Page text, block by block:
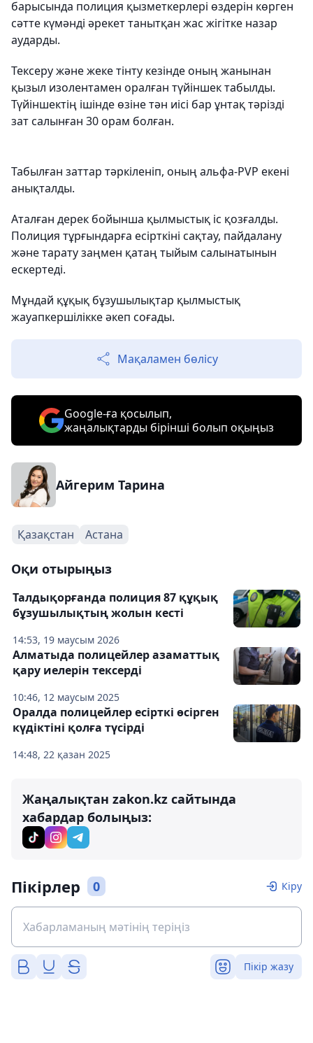
барысында полиция қызметкерлері өздерін көрген
сәтте күмәнді әрекет танытқан жас жігітке назар
аударды.
Тексеру және жеке тінту кезінде оның жанынан
қызыл изолентамен оралған түйіншек табылды.
Түйіншектің ішінде өзіне тән иісі бар ұнтақ тәрізді
зат салынған 30 орам болған.
Табылған заттар тәркіленіп, оның альфа-PVP екені
анықталды.
Аталған дерек бойынша қылмыстық іс қозғалды.
Полиция тұрғындарға есірткіні сақтау, пайдалану
және тарату заңмен қатаң тыйым салынатынын
ескертеді.
Мұндай құқық бұзушылықтар қылмыстық
жауапкершілікке әкеп соғады.
Мақаламен бөлісу
Google-ға қосылып,
жаңалықтарды бірінші болып оқыңыз
Айгерим Тарина
Қазақстан Астана
Оқи отырыңыз
14:53, 19 маусым 2026
Талдықорғанда полиция 87 құқық
бұзушылықтың жолын кесті
10:46, 12 маусым 2025
Алматыда полицейлер азаматтық
қару иелерін тексерді
14:48, 22 қазан 2025
Оралда полицейлер есірткі өсірген
күдіктіні қолға түсірді
Жаңалықтан zakon.kz сайтында
хабардар болыңыз:
Пікірлер 0 Кіру
Пікір жазу